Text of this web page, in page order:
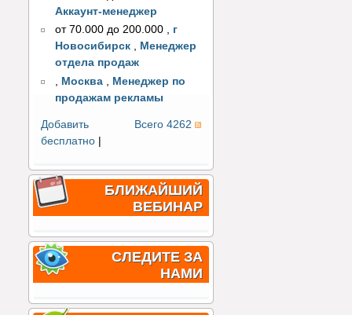
Аккаунт-менеджер
от 70.000 до 200.000 , г
Новосибирск , Менеджер
отдела продаж
, Москва , Менеджер по
продажам рекламы
Всего 4262
Добавить
бесплатно
БЛИЖАЙШИЙ
ВЕБИНАР
СЛЕДИТЕ ЗА
НАМИ